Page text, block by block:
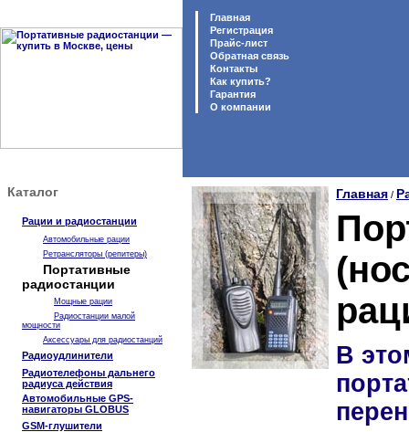
Главная
Регистрация
Прайс-лист
Обратная связь
Контакты
Как купить?
Гарантия
O компании
Каталог
Рации и радиостанции
Автомобильные рации
Ретрансляторы (репитеры)
Портативные
радиостанции
Мощные рации
Радиостанции малой
мощности
Аксессуары для радиостанций
Радиоудлинители
Радиотелефоны дальнего
радиуса действия
Автомобильные GPS-
навигаторы GLOBUS
GSM-глушители
Главная /
В